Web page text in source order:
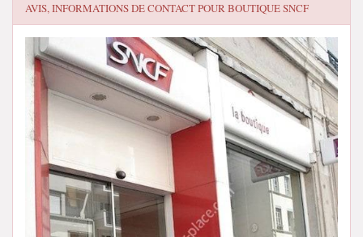
AVIS, INFORMATIONS DE CONTACT POURBOUTIQUE SNCF